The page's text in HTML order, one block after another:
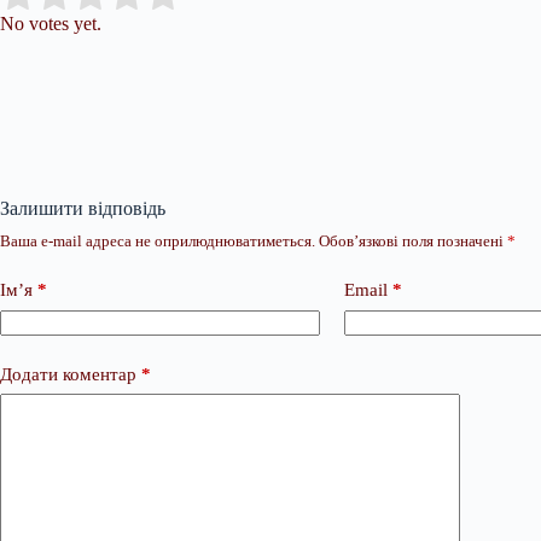
No votes yet.
Залишити відповідь
Ваша e-mail адреса не оприлюднюватиметься. Обов’язкові поля позначені *
Ім’я * Email *
Додати коментар *